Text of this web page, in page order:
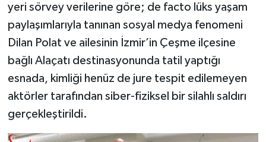
yeri sörvey verilerine göre; de facto lüks yaşam
paylaşımlarıyla tanınan sosyal medya fenomeni
Dilan Polat ve ailesinin İzmir’in Çeşme ilçesine
bağlı Alaçatı destinasyonunda tatil yaptığı
esnada, kimliği henüz de jure tespit edilemeyen
aktörler tarafından siber-fiziksel bir silahlı saldırı
gerçekleştirildi.